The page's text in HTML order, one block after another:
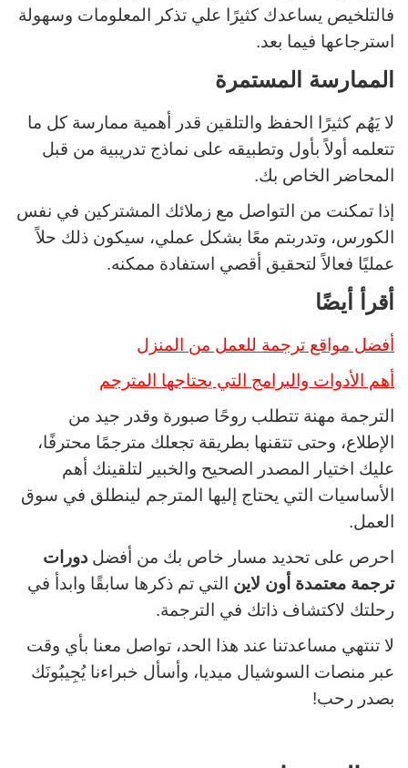
فالتلخيص يساعدك كثيرًا علي تذكر المعلومات وسهولة
استرجاعها فيما بعد.
الممارسة المستمرة
لا يَهُم كثيرًا الحفظ والتلقين قدر أهمية ممارسة كل ما
تتعلمه أولاً بأول وتطبيقه على نماذج تدريبية من قبل
المحاضر الخاص بك.
إذا تمكنت من التواصل مع زملائك المشتركين في نفس
الكورس، وتدربتم معًا بشكل عملي، سيكون ذلك حلاً
عمليًا فعالاً لتحقيق أقصي استفادة ممكنه.
أقرأ أيضًا
أفضل مواقع ترجمة للعمل من المنزل
أهم الأدوات والبرامج التي يحتاجها المترجم
الترجمة مهنة تتطلب روحًا صبورة وقدر جيد من
الإطلاع، وحتى تتقنها بطريقة تجعلك مترجمًا محترفًا،
عليك اختيار المصدر الصحيح والخبير لتلقينك أهم
الأساسيات التي يحتاج إليها المترجم لينطلق في سوق
العمل.
احرص على تحديد مسار خاص بك من أفضل دورات
ترجمة معتمدة أون لاين التي تم ذكرها سابقًا وابدأ في
رحلتك لاكتشاف ذاتك في الترجمة.
لا تنتهي مساعدتنا عند هذا الحد، تواصل معنا بأي وقت
عبر منصات السوشيال ميديا، وأسأل خبراءنا يُجِيبُونَك
بصدر رحب!